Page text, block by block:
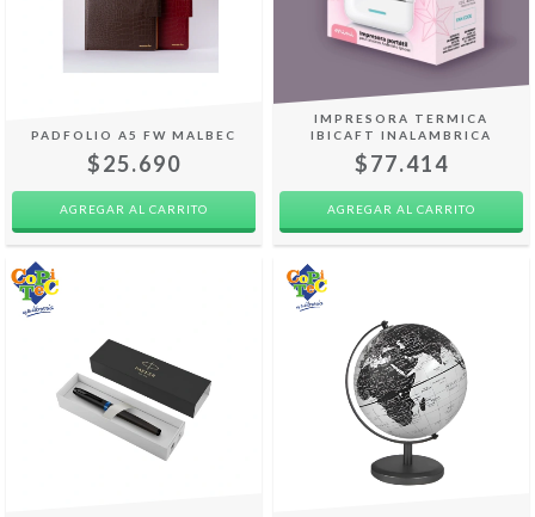
PADFOLIO A5 FW MALBEC
$25.690
IMPRESORA TERMICA
IBICAFT INALAMBRICA
$77.414